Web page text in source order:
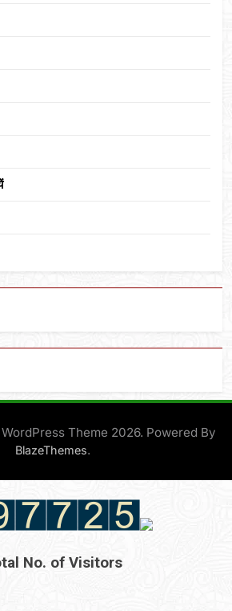
Theme 2026. Powered By
BlazeThemes.
No. of Visitors